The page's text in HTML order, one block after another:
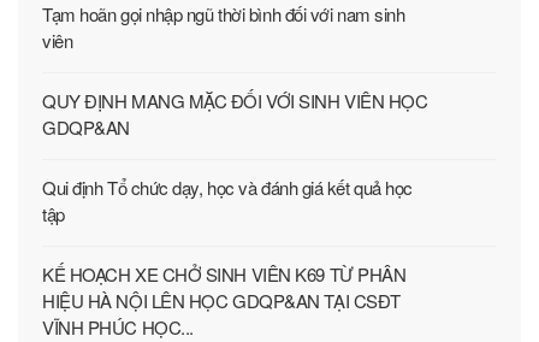
Tạm hoãn gọi nhập ngũ thời bình đối với nam sinh
viên
QUY ĐỊNH MANG MẶC ĐỐI VỚI SINH VIÊN HỌC
GDQP&AN
Qui định Tổ chức dạy, học và đánh giá kết quả học
tập
KẾ HOẠCH XE CHỞ SINH VIÊN K69 TỪ PHÂN
HIỆU HÀ NỘI LÊN HỌC GDQP&AN TẠI CSĐT
VĨNH PHÚC HỌC...